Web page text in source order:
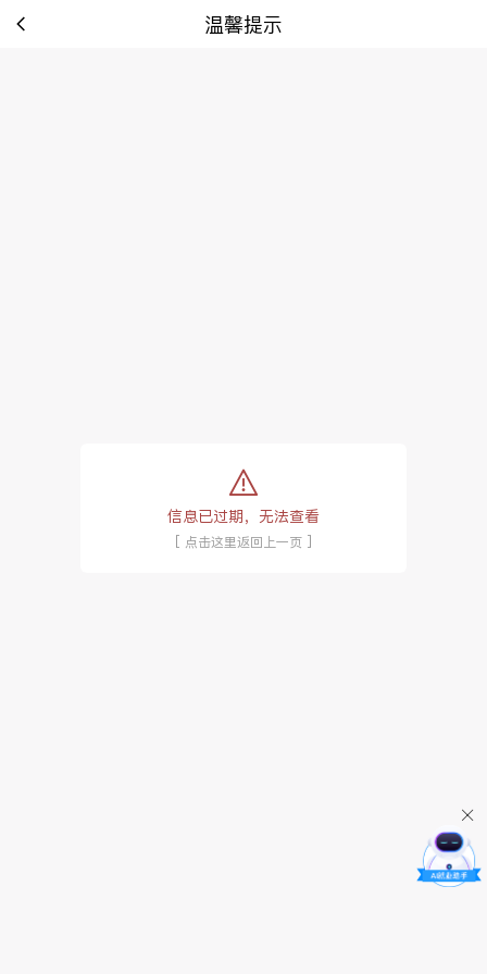
温馨提示
tip:
信息已过期，无法查看
[ 点击这里返回上一页 ]